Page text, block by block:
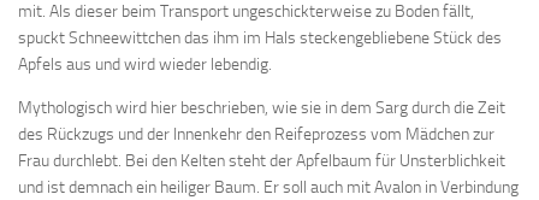
mit. Als dieser beim Transport ungeschickterweise zu Boden fällt,
spuckt Schneewittchen das ihm im Hals steckengebliebene Stück des
Apfels aus und wird wieder lebendig.
Mythologisch wird hier beschrieben, wie sie in dem Sarg durch die Zeit
des Rückzugs und der Innenkehr den Reifeprozess vom Mädchen zur
Frau durchlebt. Bei den Kelten steht der Apfelbaum für Unsterblichkeit
und ist demnach ein heiliger Baum. Er soll auch mit Avalon in Verbindung